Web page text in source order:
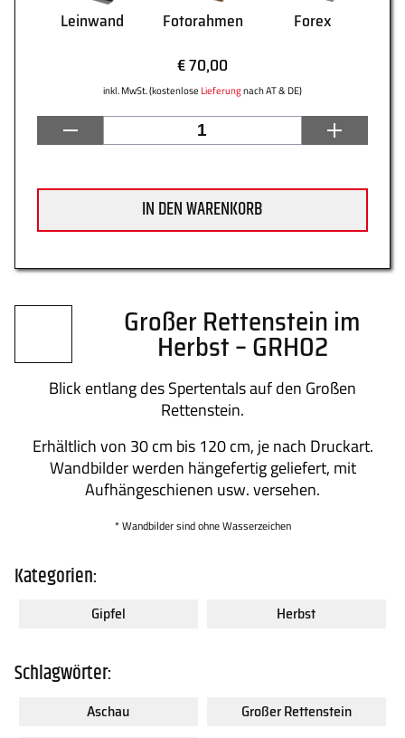
AGB
Datenschutz
Kontakt
Lieferung
Zahlung
Über uns
FAQs
Leinwand Fotorahmen
Forex
€ 70,00
inkl. MwSt. (kostenlose Lieferungnach AT & DE)
IN DEN WARENKORB
Großer Rettenstein im
Herbst – GRH02
Blick entlang des Spertentals auf den Großen
Rettenstein.
Erhältlich von 30 cm bis 120 cm, je nach Druckart.
Wandbilder werden hängefertig geliefert, mit
Aufhängeschienen usw. versehen.
* Wandbilder sind ohne Wasserzeichen
Kategorien:
Gipfel Herbst
Schlagwörter:
Aschau
Großer Rettenstein